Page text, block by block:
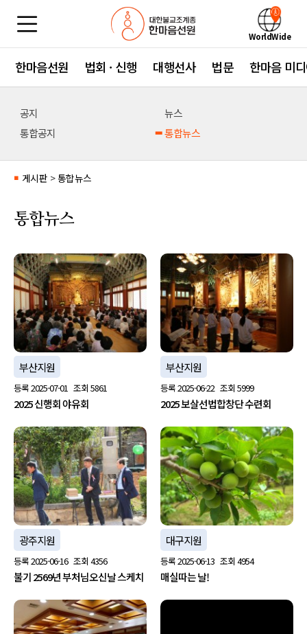
WorldWide
한마음선원 법회 · 신행 대행선사 법문 한마음 미
공지
뉴스
통합공지
통합뉴스
■ 게시판 > 통합뉴스
통합뉴스
부산지원
등록2025-07-01 조회 5861
2025 신행회 야유회
부산지원
등록2025-06-22 조회 5999
2025 보살선법합창단 수련회
광주지원
등록2025-06-16 조회 4356
불기 2569년 부처님오신날 스케치
대구지원
등록2025-06-13 조회 4954
매실따는 날!